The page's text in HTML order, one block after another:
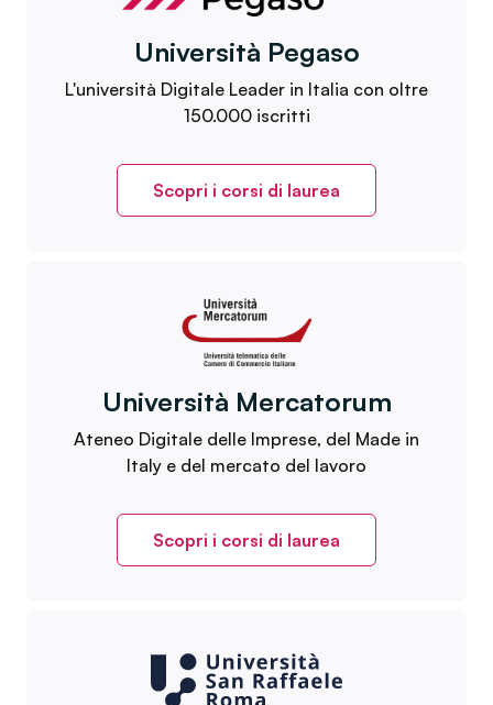
Università Pegaso
L'università Digitale Leader in Italia con oltre
150.000 iscritti
Scopri i corsi di laurea
Università Mercatorum
Ateneo Digitale delle Imprese, del Made in
Italy e del mercato del lavoro
Scopri i corsi di laurea